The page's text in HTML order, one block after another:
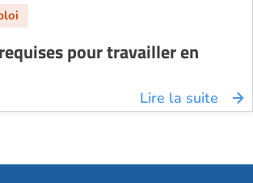
pour travailler en
Lire la suite